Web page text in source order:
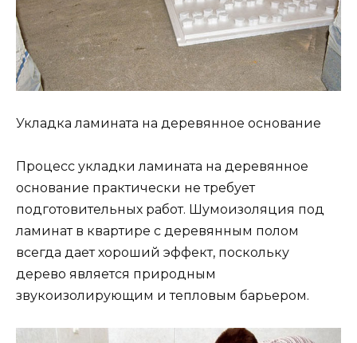
Укладка ламината на деревянное основание
Процесс укладки ламината на деревянное
основание практически не требует
подготовительных работ. Шумоизоляция под
ламинат в квартире с деревянным полом
всегда дает хороший эффект, поскольку
дерево является природным
звукоизолирующим и тепловым барьером.